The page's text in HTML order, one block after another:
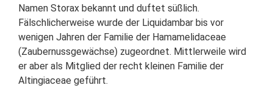
Namen Storax bekannt und duftet süßlich.
Fälschlicherweise wurde der Liquidambar bis vor
wenigen Jahren der Familie der Hamamelidaceae
(Zaubernussgewächse) zugeordnet. Mittlerweile wird
er aber als Mitglied der recht kleinen Familie der
Altingiaceae geführt.